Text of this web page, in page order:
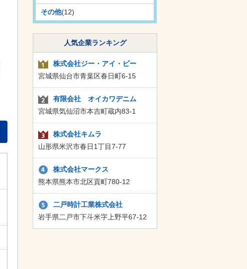
その他(12)
人気企業ランキング
株式会社ジー・アイ・ピー
宮城県仙台市青葉区春日町6-15
有限会社 オイカワデニム
宮城県気仙沼市本吉町蔵内83-1
株式会社キムラ
山形県米沢市春日1丁目7-77
株式会社マークス
熊本県熊本市北区貢町780-12
二戸時計工業株式会社
岩手県二戸市下斗米字上野平67-12